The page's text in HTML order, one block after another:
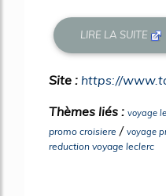
LIRE LA SUITE
Site : https://
Thèmes liés : voyage
promo croisiere / voyage
reduction voyage leclerc